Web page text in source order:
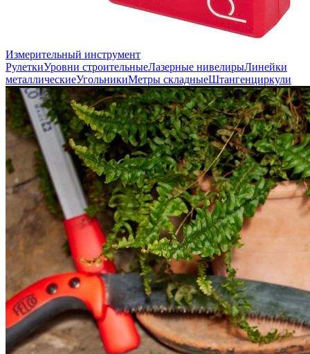
Измерительный инструмент
РулеткиУровни строительныеЛазерные нивелирыЛинейки
металлическиеУгольникиМетры складныеШтангенциркули